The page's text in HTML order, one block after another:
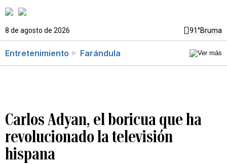
8 de agosto de 2026 91°Bruma
Entretenimiento Farándula
Carlos Adyan, el boricua que ha
revolucionado la televisión
hispana